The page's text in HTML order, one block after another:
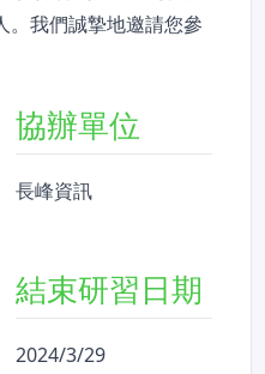
。我們誠摯地邀請您參
協辦單位
長峰資訊
結束研習日期
2024/3/29